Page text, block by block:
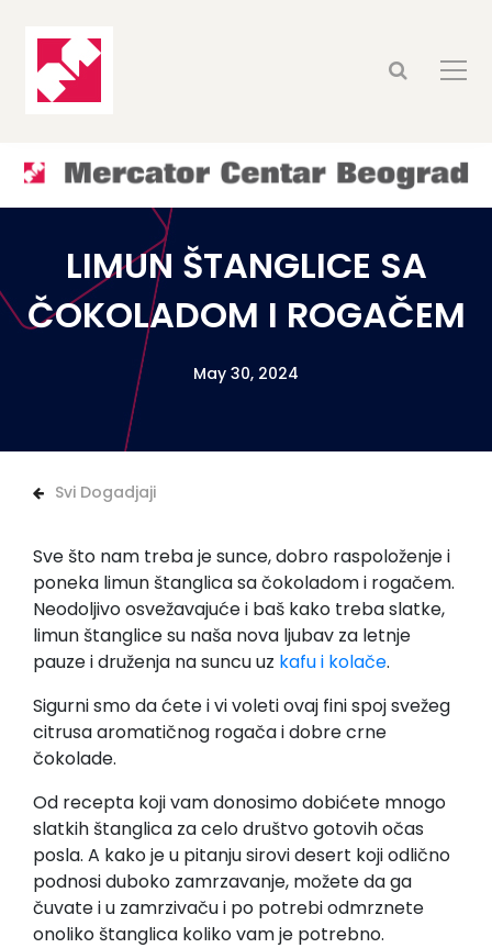
LIMUN ŠTANGLICE SA
ČOKOLADOM I ROGAČEM
May 30, 2024
Svi Dogadjaji
Sve što nam treba je sunce, dobro raspoloženje i
poneka limun štanglica sa čokoladom i rogačem.
Neodoljivo osvežavajuće i baš kako treba slatke,
limun štanglice su naša nova ljubav za letnje
pauze i druženja na suncu uz kafu i kolače.
Sigurni smo da ćete i vi voleti ovaj fini spoj svežeg
citrusa aromatičnog rogača i dobre crne
čokolade.
Od recepta koji vam donosimo dobićete mnogo
slatkih štanglica za celo društvo gotovih očas
posla. A kako je u pitanju sirovi desert koji odlično
podnosi duboko zamrzavanje, možete da ga
čuvate i u zamrzivaču i po potrebi odmrznete
onoliko štanglica koliko vam je potrebno.